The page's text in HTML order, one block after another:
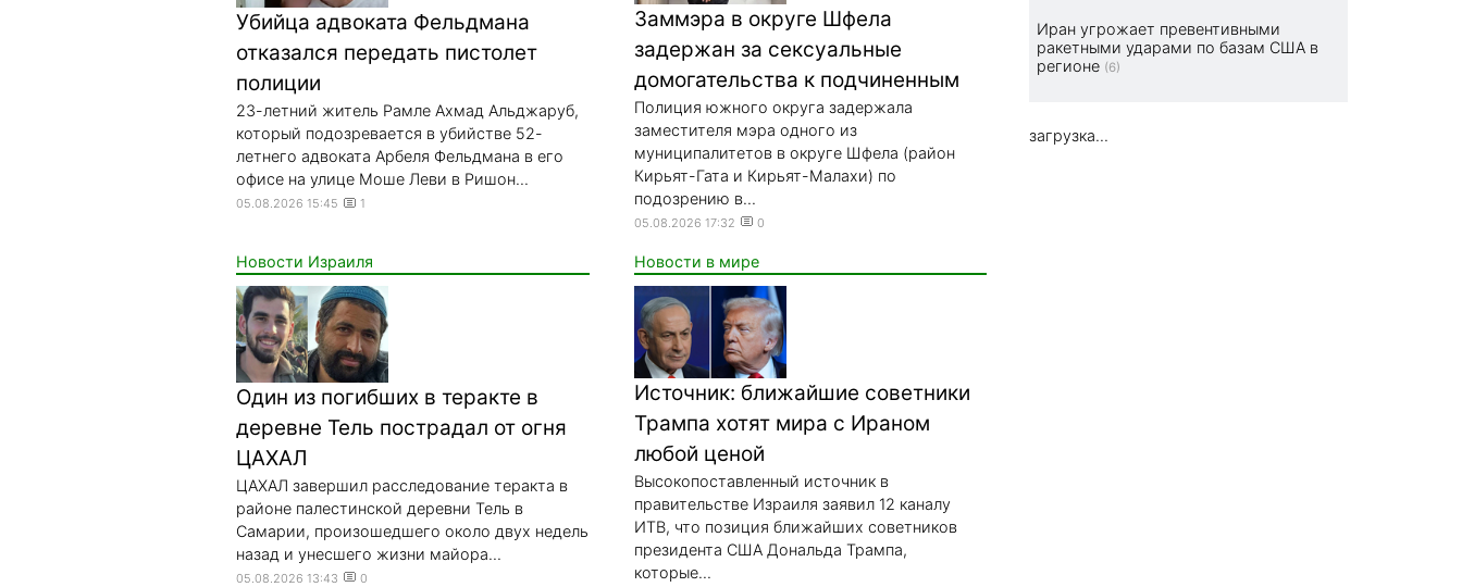
Убийца адвоката Фельдмана
отказался передать пистолет
полиции
23-летний житель Рамле Ахмад Альджаруб,
который подозревается в убийстве 52-
летнего адвоката Арбеля Фельдмана в его
офисе на улице Моше Леви в Ришон...
05.08.2026 15:45 1
Заммэра в округе Шфела
задержан за сексуальные
домогательства к подчиненным
Полиция южного округа задержала
заместителя мэра одного из
муниципалитетов в округе Шфела (район
Кирьят-Гата и Кирьят-Малахи) по
подозрению в...
05.08.2026 17:32 0
Новости Израиля
Один из погибших в теракте в
деревне Тель пострадал от огня
ЦАХАЛ
ЦАХАЛ завершил расследование теракта в
районе палестинской деревни Тель в
Самарии, произошедшего около двух недель
назад и унесшего жизни майора...
05.08.2026 13:43 0
Новости в мире
Источник: ближайшие советники
Трампа хотят мира с Ираном
любой ценой
Высокопоставленный источник в
правительстве Израиля заявил 12 каналу
ИТВ, что позиция ближайших советников
президента США Дональда Трампа,
которые...
Иран угрожает превентивными
ракетными ударами по базам США в
регионе (6)
загрузка...